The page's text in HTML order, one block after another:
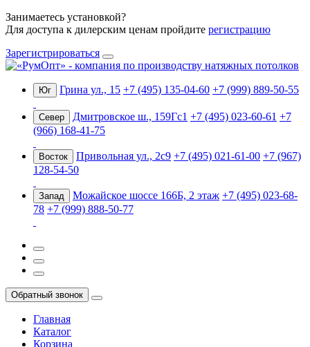
Занимаетесь установкой?
Для доступа к дилерским ценам пройдите регистрацию
Зарегистрироваться
Юг Грина ул., 15 +7 (495) 135-04-60 +7 (999) 889-50-55
Север Дмитровское ш., 159Гс1 +7 (495) 023-60-61 +7
(966) 168-41-75
Восток Привольная ул., 2с9 +7 (495) 021-61-00 +7 (967)
128-54-50
Запад Можайское шоссе 166Б, 2 этаж +7 (495) 023-68-
78 +7 (999) 888-50-77
Обратный звонок
Главная
Каталог
Корзина